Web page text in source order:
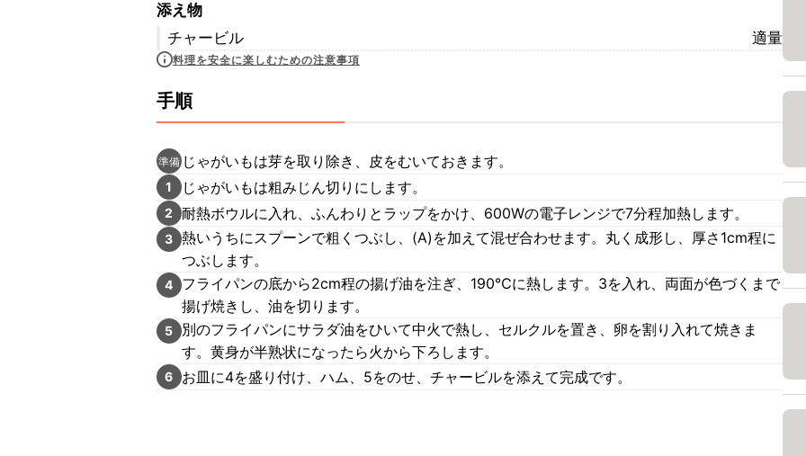
添え物
チャービル
適量
料理を安全に楽しむための注意事項
手順
準備 じゃがいもは芽を取り除き、皮をむいておきます。
1 じゃがいもは粗みじん切りにします。
2 耐熱ボウルに入れ、ふんわりとラップをかけ、600Wの電子レンジで7分程加熱します。
3 熱いうちにスプーンで粗くつぶし、(A)を加えて混ぜ合わせます。丸く成形し、厚さ1cm程に
つぶします。
4
フライパンの底から2cm程の揚げ油を注ぎ、190℃に熱します。3を入れ、両面が色づくまで
揚げ焼きし、油を切ります。
5
別のフライパンにサラダ油をひいて中火で熱し、セルクルを置き、卵を割り入れて焼きま
す。黄身が半熟状になったら火から下ろします。
6 お皿に4を盛り付け、ハム、5をのせ、チャービルを添えて完成です。